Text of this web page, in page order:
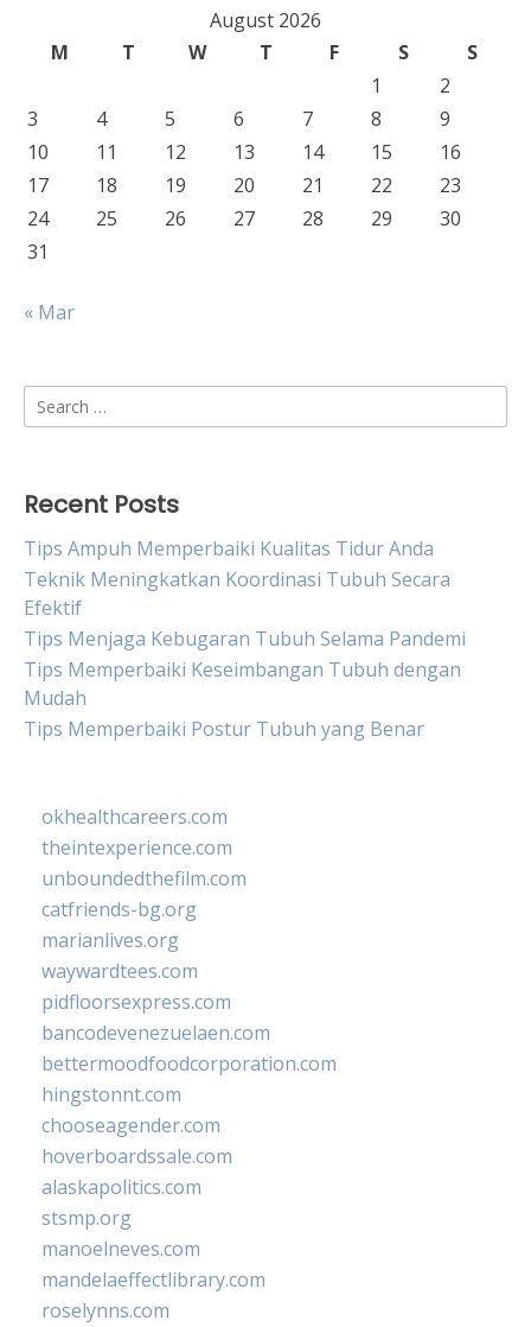
August 2026
M
T W T F S
S
1
2
3
4 5 6 7 8
9
10
11 12 13 14 15
16
17
18 19 20 21 22
23
24
25 26 27 28 29
30
31
« Mar
Search
for:
Recent Posts
Tips Ampuh Memperbaiki Kualitas Tidur Anda
Teknik Meningkatkan Koordinasi Tubuh Secara
Efektif
Tips Menjaga Kebugaran Tubuh Selama Pandemi
Tips Memperbaiki Keseimbangan Tubuh dengan
Mudah
Tips Memperbaiki Postur Tubuh yang Benar
okhealthcareers.com
theintexperience.com
unboundedthefilm.com
catfriends-bg.org
marianlives.org
waywardtees.com
pidfloorsexpress.com
bancodevenezuelaen.com
bettermoodfoodcorporation.com
hingstonnt.com
chooseagender.com
hoverboardssale.com
alaskapolitics.com
stsmp.org
manoelneves.com
mandelaeffectlibrary.com
roselynns.com